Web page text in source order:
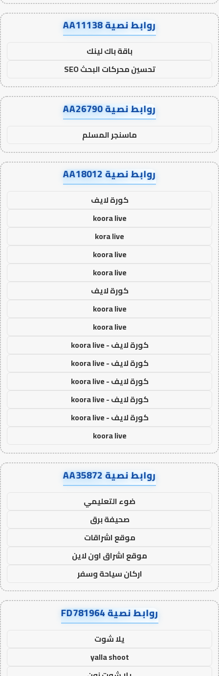
روابط نصية AA11138
باقة باك لينك
تحسين محركات البحث SEO
روابط نصية AA26790
ماسنجر المسلم
روابط نصية AA18012
كورة لايف
koora live
kora live
koora live
koora live
كورة لايف
koora live
koora live
كورة لايف - koora live
كورة لايف - koora live
كورة لايف - koora live
كورة لايف - koora live
كورة لايف - koora live
koora live
روابط نصية AA35872
ضوء التعليمي
صحيفة برق
موقع اشراقات
موقع اشراق اون لاين
اركان سياحة وسفر
روابط نصية FD781964
يلا شوت
yalla shoot